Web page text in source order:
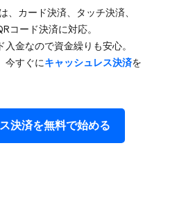
、​カード決済、​タッチ決済、​
コード決済に​対応。​
金なので​資金繰りも​安心。​
今すぐに​キャッシュレス決済を​
決済を​無料で​始める